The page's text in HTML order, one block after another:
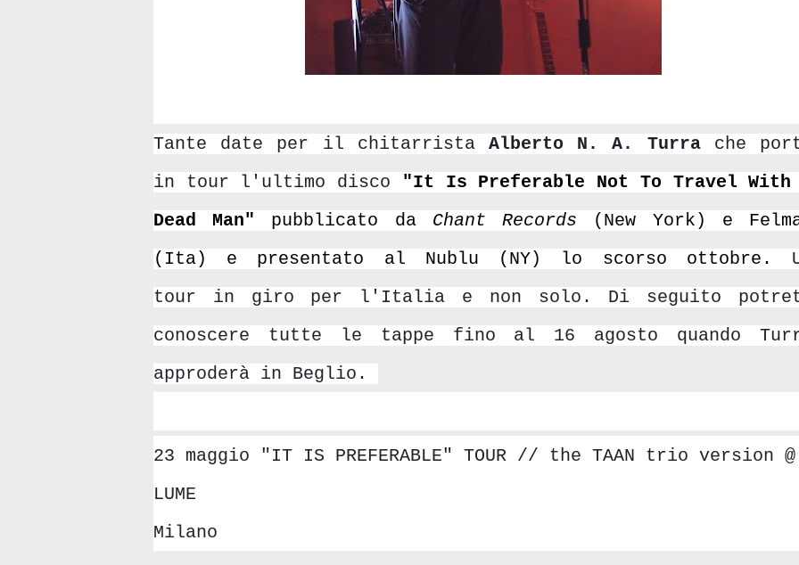
Tante date per il chitarristaAlberto N. A. Turrache
in tour l'ultimo disco "It Is Preferable Not To Travel With
Dead Man" pubblicato da Chant Records (New York) e
(Ita) e presentato al Nublu (NY) lo scorso ottobre.
tour in giro per l'Italia e non solo. Di seguito
conoscere tutte le tappe fino al 16 agosto quando
approderà in Beglio.
23 maggio "IT IS PREFERABLE" TOUR // the TAAN trio version @
LUME
Milano